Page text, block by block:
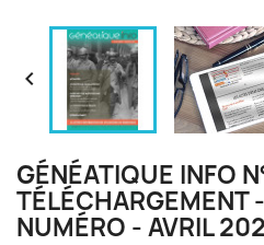

GÉNÉATIQUE INFO
TÉLÉCHARGEMENT
NUMÉRO - AVRIL